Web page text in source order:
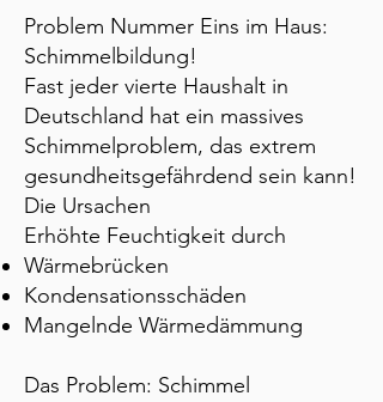
Problem Nummer Eins im Haus:
Schimmelbildung!
Fast jeder vierte Haushalt in
Deutschland hat ein massives
Schimmelproblem, das extrem
gesundheitsgefährdend sein kann!
Die Ursachen
Erhöhte Feuchtigkeit durch
Wärmebrücken
Kondensationsschäden
Mangelnde Wärmedämmung
Das Problem: Schimmel